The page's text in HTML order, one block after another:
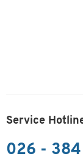
Service
026 -